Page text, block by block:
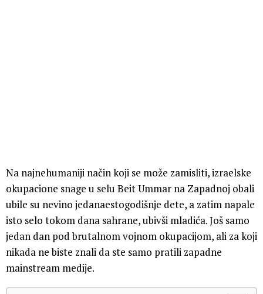
Na najnehumaniji način koji se može zamisliti, izraelske
okupacione snage u selu Beit Ummar na Zapadnoj obali
ubile su nevino jedanaestogodišnje dete, a zatim napale
isto selo tokom dana sahrane, ubivši mladića. Još samo
jedan dan pod brutalnom vojnom okupacijom, ali za koji
nikada ne biste znali da ste samo pratili zapadne
mainstream medije.